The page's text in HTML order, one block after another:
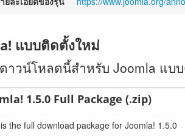
แบบติดตั้งใหม่
าวน์โหลดนี้สำหรับ Joomla แบ
1.5.0 Full Package (.zip)
the full download package for Joomla! 1.5.0